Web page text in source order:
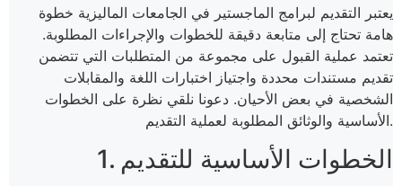
يعتبر التقديم لبرامج الماجستير في الجامعات الماليزية خطوة
هامة تحتاج إلى متابعة دقيقة للخطوات والإجراءات المطلوبة.
تعتمد عملية القبول على مجموعة من المتطلبات التي تتضمن
تقديم مستندات محددة واجتياز اختبارات اللغة والمقابلات
الشخصية في بعض الأحيان. دعونا نلقي نظرة على الخطوات
الأساسية والوثائق المطلوبة لعملية التقديم.
1. الخطوات الأساسية للتقديم